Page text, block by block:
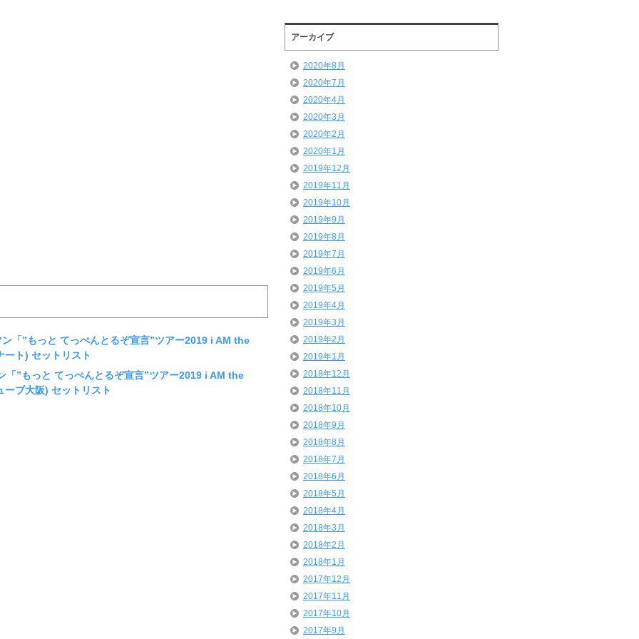
「”もっと てっぺんとるぞ宣言”ツアー2019 i AM the
ート) セットリスト
「”もっと てっぺんとるぞ宣言”ツアー2019 i AM the
ーブ大阪) セットリスト
アーカイブ
2020年8月
2020年7月
2020年4月
2020年3月
2020年2月
2020年1月
2019年12月
2019年11月
2019年10月
2019年9月
2019年8月
2019年7月
2019年6月
2019年5月
2019年4月
2019年3月
2019年2月
2019年1月
2018年12月
2018年11月
2018年10月
2018年9月
2018年8月
2018年7月
2018年6月
2018年5月
2018年4月
2018年3月
2018年2月
2018年1月
2017年12月
2017年11月
2017年10月
2017年9月